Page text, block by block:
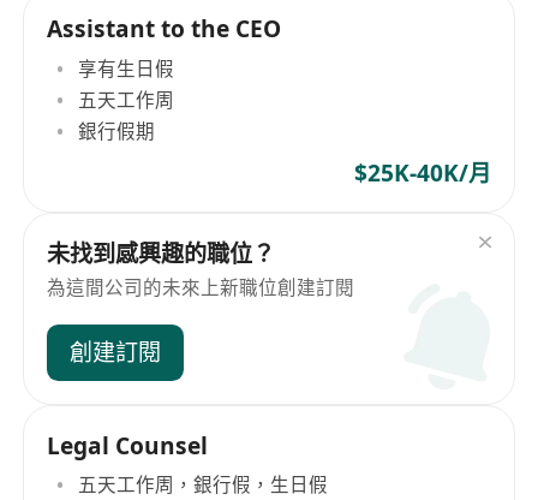
Assistant to the CEO
享有生日假
五天工作周
銀行假期
$25K-40K/月
未找到感興趣的職位？
為這間公司的未來上新職位創建訂閱
創建訂閱
Legal Counsel
五天工作周，銀行假，生日假